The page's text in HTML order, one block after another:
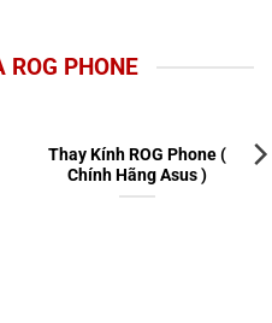
ROG PHONE
Thay Kính ROG Phone (
Chính Hãng Asus )